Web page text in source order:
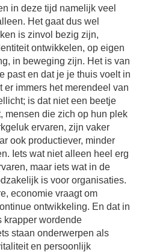
in deze tijd namelijk veel
Het gaat dus wel
is zinvol bezig zijn,
ontwikkelen, op eigen
in beweging zijn. Het is van
past en dat je je thuis voelt in
er immers het merendeel van
is dat niet een beetje
mensen die zich op hun plek
ervaren, zijn vaker
ook productiever, minder
Iets wat niet alleen heel erg
maar iets wat in de
is voor organisaties.
economie vraagt om
ontwikkeling. En dat in
krapper wordende
staan onderwerpen als
en persoonlijk